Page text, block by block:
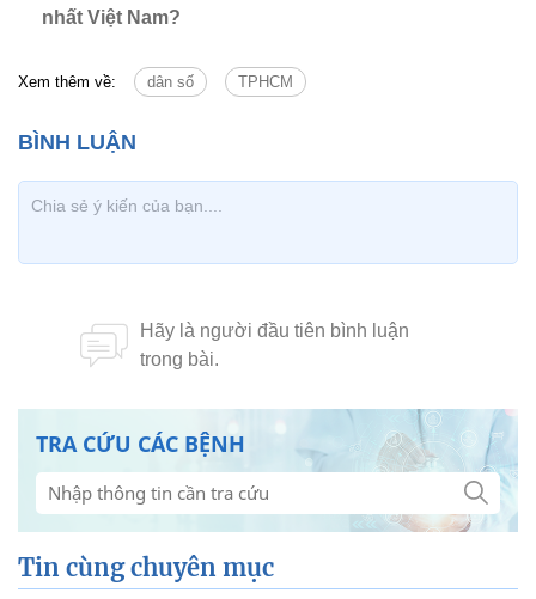
nhất Việt Nam?
Xem thêm về: dân số TPHCM
TRA CỨU CÁC BỆNH
Tin cùng chuyên mục